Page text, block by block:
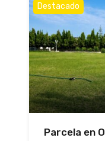
Destacado
Parcela en